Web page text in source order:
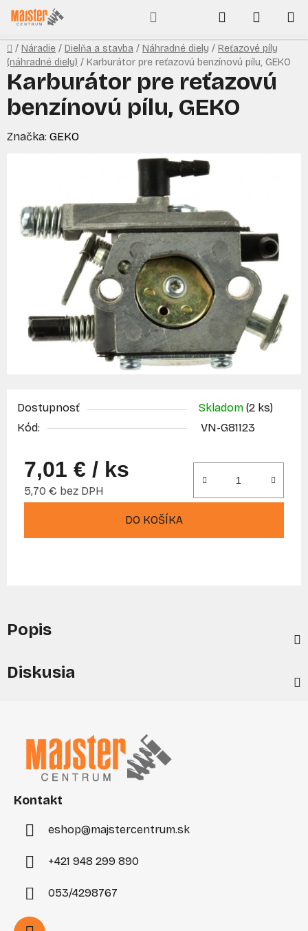
Prejsť
na
obsah
Hľadať
KOŠÍK
Domov
/ Náradie / Dielňa a stavba / Náhradné diely / Reťazové píly
(náhradné diely) / Karburátor pre reťazovú benzínovú pílu, GEKO
Dostupnosť Skladom (2 ks)
Kód:
VN-G81123
7,01 € / ks
5,70 € bez DPH
DO KOŠÍKA
Karburátor pre reťazovú
benzínovú pílu, GEKO
Značka: GEKO
Popis
Diskusia
Kontakt
eshop@majstercentrum.sk
+421 948 299 890
053/4298767